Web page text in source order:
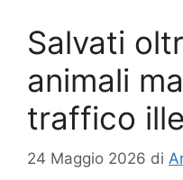
Salvati
animali
traffico
24 Maggio 2026 di